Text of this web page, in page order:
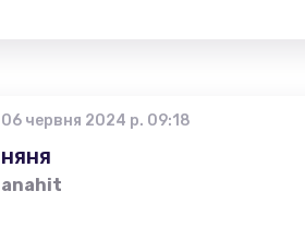
06 червня 2024 р. 09:18
няня
anahit